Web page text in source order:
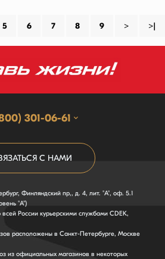
5 6 7 8 9 > >|
301-06-61
С НАМИ
Финляндский пр,, д. 4, лит. "А", оф. 5.1
"А")
России курьерскими службами CDEK,
расположены в Санкт-Петербурге, Москве
из официальных магазинов в некоторых